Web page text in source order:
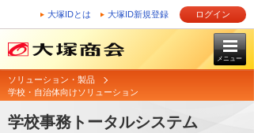
大塚IDとは 大塚ID新規登録 ログイン
メニュー
ソリューション・製品
学校・自治体向けソリューション
学校事務トータルシステム